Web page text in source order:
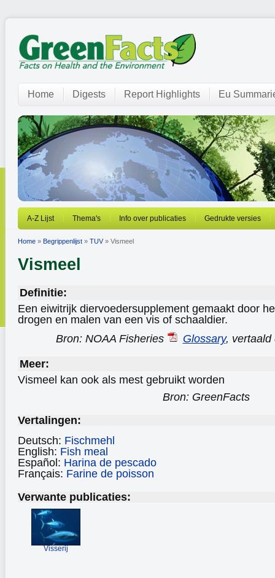
Home Digests Report Highlights Eu
A-Z Lijst Thema's Info over publicaties Gedrukte versies
Home » Begrippenlijst » TUV» Vismeel
Vismeel
Definitie:
Een eiwitrijk diervoedersupplement gemaakt door
drogen en malen van een vis of schaaldier.
Bron: NOAA Fisheries
Glossary, vertaald
Meer:
Vismeel kan ook als mest gebruikt worden
Bron: GreenFacts
Vertalingen:
Deutsch: Fischmehl
English: Fish meal
Español: Harina de pescado
Français: Farine de poisson
Verwante publicaties:
Visserij